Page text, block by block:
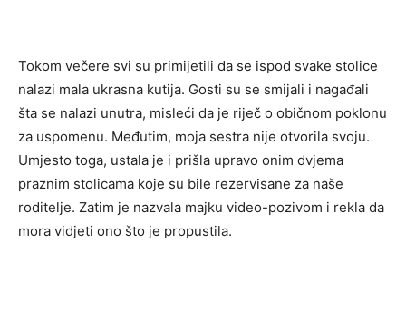
Tokom večere svi su primijetili da se ispod svake stolice
nalazi mala ukrasna kutija. Gosti su se smijali i nagađali
šta se nalazi unutra, misleći da je riječ o običnom poklonu
za uspomenu. Međutim, moja sestra nije otvorila svoju.
Umjesto toga, ustala je i prišla upravo onim dvjema
praznim stolicama koje su bile rezervisane za naše
roditelje. Zatim je nazvala majku video-pozivom i rekla da
mora vidjeti ono što je propustila.